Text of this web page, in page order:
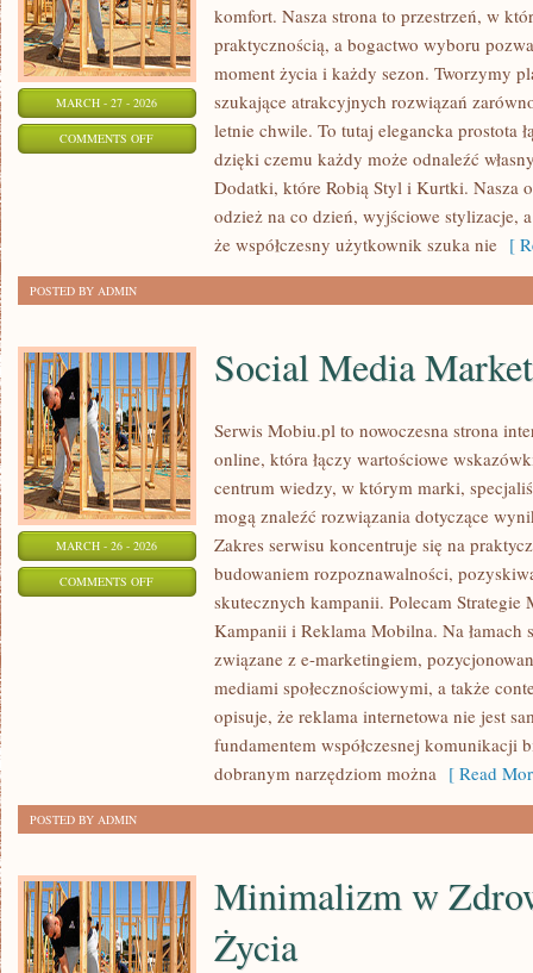
MARCH - 27 - 2026
COMMENTS OFFON
komfort. Nasza strona to przestrzeń, w
praktycznością, a bogactwo wyboru
moment życia i każdy sezon. Tworzymy
szukające atrakcyjnych rozwiązań
letnie chwile. To tutaj elegancka prostota
dzięki czemu każdy może odnaleźć
Dodatki, które Robią Styl i Kurtki. Nasza
odzież na co dzień, wyjściowe stylizacje,
że współczesny użytkownik szuka nie [
POSTED BY ADMIN
MARCH - 26 - 2026
COMMENTS OFFON
MARKETING
Social Media
Serwis Mobiu.pl to nowoczesna strona
online, która łączy wartościowe
centrum wiedzy, w którym marki,
mogą znaleźć rozwiązania dotyczące
Zakres serwisu koncentruje się na
budowaniem rozpoznawalności,
skutecznych kampanii. Polecam Strategie
Kampanii i Reklama Mobilna. Na łamach
związane z e-marketingiem,
mediami społecznościowymi, a także
opisuje, że reklama internetowa nie jest
fundamentem współczesnej komunikacji
dobranym narzędziom można [ Read
POSTED BY ADMIN
Minimalizm w
Życia